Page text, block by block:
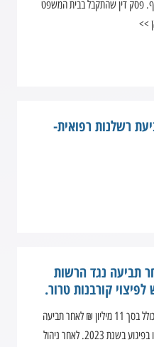
פסק דין שהתקבל בבית המשפט
>>
תביעת רשלנות רפואית-
₪ לאחר תביעה נגד הרשות
קורבנות טרור.
פסק דין מיום 29.4.26 אשר קבע פיצוי כולל בסך 11 מיליון ₪ לאחר תביעה
שמשרדנו הגיש בשם שני גברים שנפגעו בפיגוע בשנת 2023. לאחר ניהול